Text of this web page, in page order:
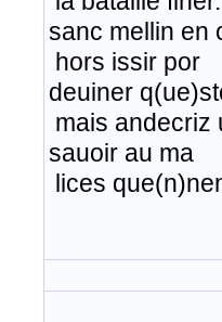
sanc mellin en
hors issir por
deuiner
mais andecriz
sauoir au ma
lices